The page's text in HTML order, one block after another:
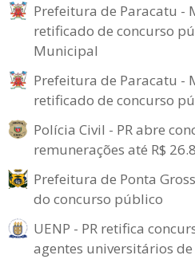
Prefeitura de Paracatu -
retificado de concurso
Municipal
Prefeitura de Paracatu -
retificado de concurso
Polícia Civil - PR abre
remunerações até R$
Prefeitura de Ponta
do concurso público
UENP - PR retifica
agentes universitários